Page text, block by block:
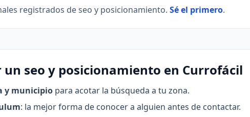
registrados de seo y posicionamiento. Sé el primero.
seo y posicionamiento en Currofácil
y municipio para acotar la búsqueda a tu zona.
: la mejor forma de conocer a alguien antes de contactar.